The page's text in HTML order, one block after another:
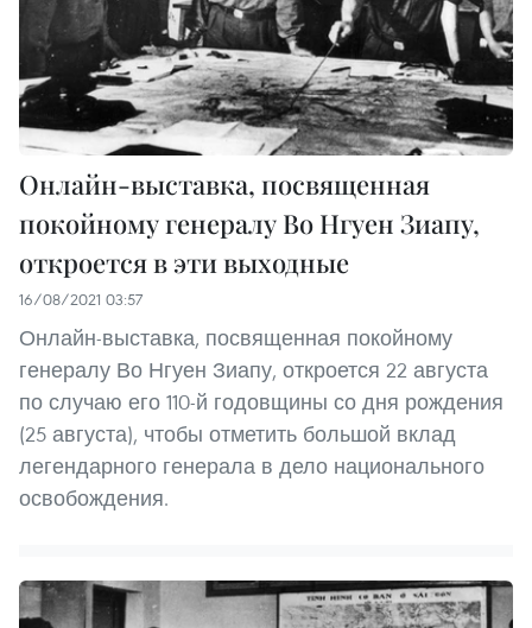
Онлайн-выставка, посвященная
покойному генералу Во Нгуен Зиапу,
откроется в эти выходные
16/08/2021 03:57
Онлайн-выставка, посвященная покойному
генералу Во Нгуен Зиапу, откроется 22 августа
по случаю его 110-й годовщины со дня рождения
(25 августа), чтобы отметить большой вклад
легендарного генерала в дело национального
освобождения.